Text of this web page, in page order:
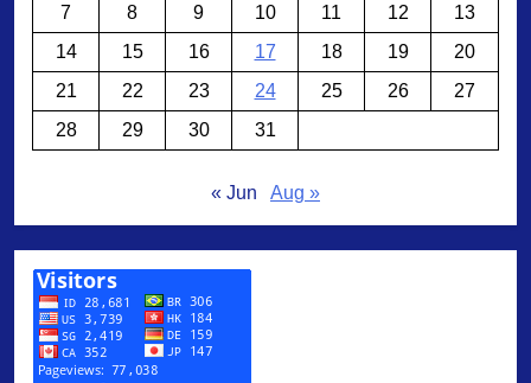
7
8 9 10 11 12
13
14
15 16 17 18 19
20
21
22 23 24 25 26
27
28
29 30 31
« Jun Aug »